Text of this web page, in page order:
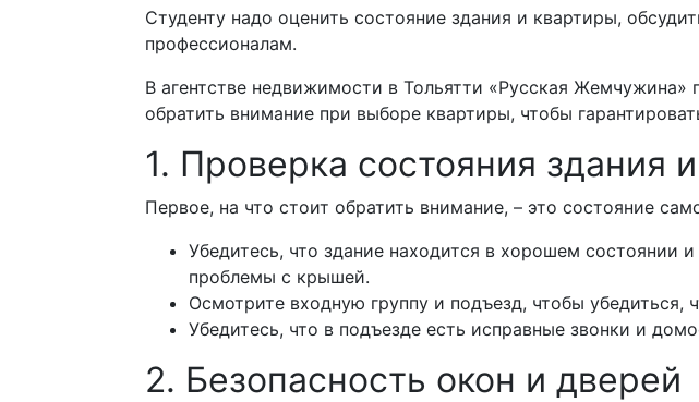
Студенту надо оценить состояние здания и квартиры,
профессионалам.
В агентстве недвижимости в Тольятти «Русская
обратить внимание при выборе квартиры, чтобы
1. Проверка состояния здания
Первое, на что стоит обратить внимание, – это состояние
Убедитесь, что здание находится в хорошем
проблемы с крышей.
Осмотрите входную группу и подъезд, чтобы
Убедитесь, что в подъезде есть исправные звонки и
2. Безопасность окон и дверей